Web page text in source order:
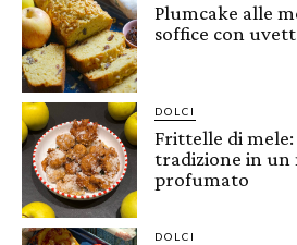
Plumcake alle
soffice con
DOLCI
Frittelle di mele:
tradizione in un
profumato
DOLCI